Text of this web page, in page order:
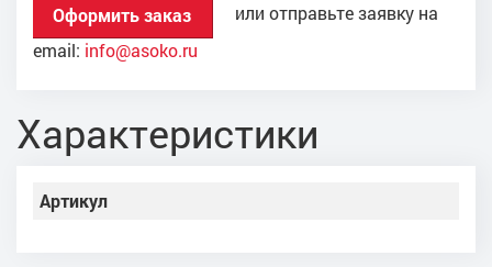
Оформить заказ
или отправьте заявку на
email: info@asoko.ru
Характеристики
Артикул